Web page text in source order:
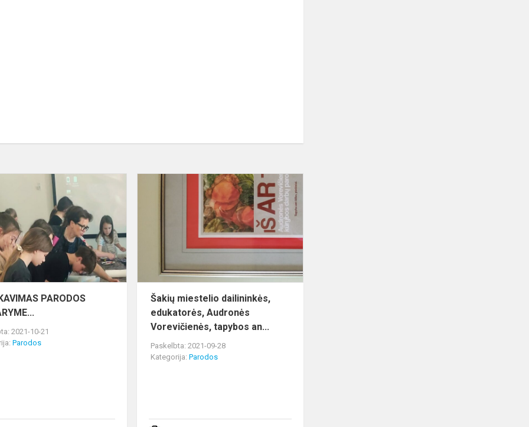
MUZIKAVIMAS
PARODOS
2021-10-21
Parodos
Audronės
Voreviči...
Šakių miestelio dailininkės,
edukatorės, Audronės
Vorevičienės, tapybos an...
Paskelbta: 2021-09-28
Kategorija:Parodos